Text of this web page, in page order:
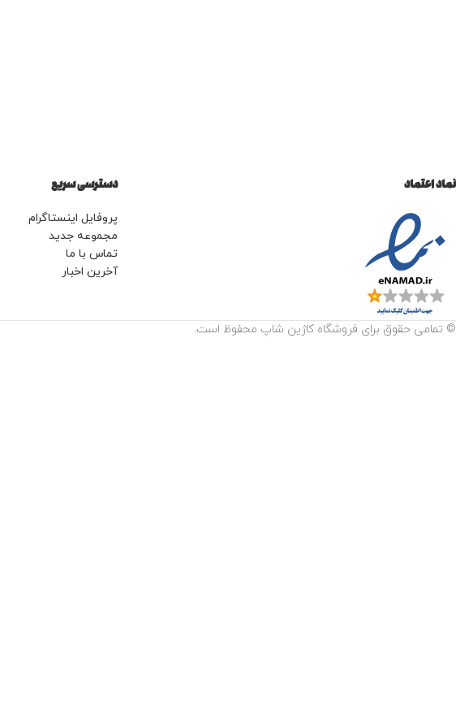
نماد اعتماد دسترسی سریع
پروفایل اینستاگرام
مجموعه جدید
تماس با ما
آخرین اخبار
© تمامی حقوق برای فروشگاه کاژین شاپ محفوظ است.